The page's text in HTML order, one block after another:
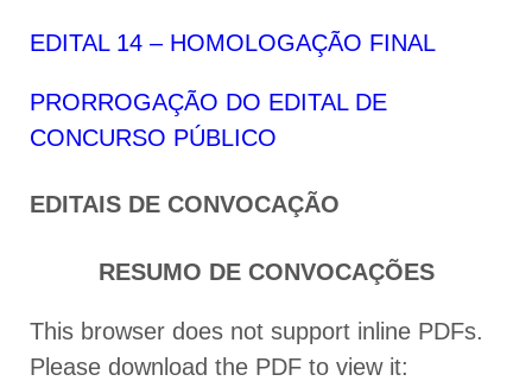
EDITAL 14 – HOMOLOGAÇÃO FINAL
PRORROGAÇÃO DO EDITAL DE
CONCURSO PÚBLICO
EDITAIS DE CONVOCAÇÃO
RESUMO DE CONVOCAÇÕES
This browser does not support inline PDFs.
Please download the PDF to view it: